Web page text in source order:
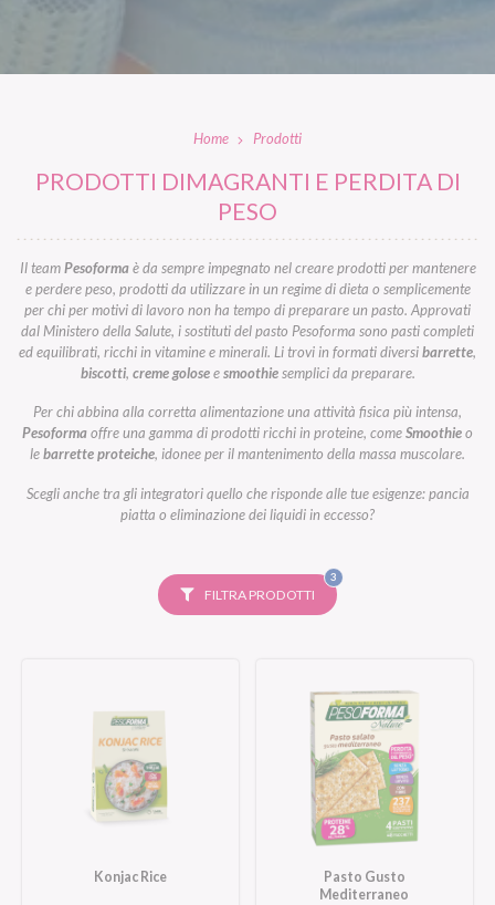
Home Prodotti
PRODOTTI DIMAGRANTI E PERDITA DI
PESO
Il teamPesoformaè da sempre impegnato nel creare prodotti per mantenere
e perdere peso, prodotti da utilizzare in un regime di dieta o semplicemente
per chi per motivi di lavoro non ha tempo di preparare un pasto. Approvati
dal Ministero della Salute, i sostituti del pasto Pesoforma sono pasti completi
ed equilibrati, ricchi in vitamine e minerali. Li trovi in formati diversibarrette,
biscotti, creme goloseesmoothiesemplici da preparare.
Per chi abbina alla corretta alimentazione una attività fisica più intensa,
Pesoformaoffre una gamma di prodotti ricchi in proteine, comeSmoothieo
lebarrette proteiche, idonee per il mantenimento della massa muscolare.
Scegli anche tra gli integratori quello che risponde alle tue esigenze: pancia
piatta o eliminazione dei liquidi in eccesso?
FILTRA PRODOTTI
3FILTRI
SELEZIONATI
Konjac Rice
Pasto Gusto
Mediterraneo